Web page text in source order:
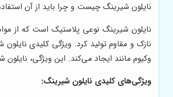
نایلون شیرینگ چیست و چرا باید از آن
نازک و مقاوم تولید کرد. ویژگی کلیدی
وکیوم مانند ایجاد می‌کند. این ویژگی،
ویژگی‌های کلیدی نایلون شیرینگ: